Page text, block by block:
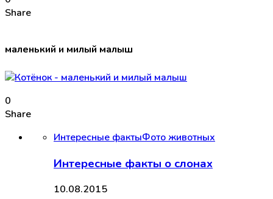
Share
маленький и милый малыш
0
Share
Интересные фактыФото животных
Интересные факты о слонах
10.08.2015